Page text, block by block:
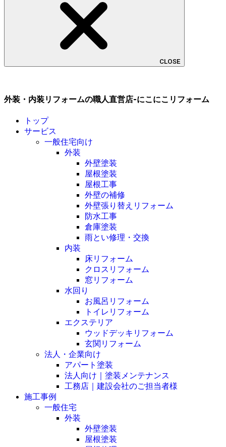
CLOSE
外装・内装リフォームの職人直営店-にこにこリフォーム
トップ
サービス
一般住宅向け
外装
外壁塗装
屋根塗装
屋根工事
外壁の補修
外壁張り替えリフォーム
防水工事
倉庫塗装
雨とい修理・交換
内装
床リフォーム
クロスリフォーム
窓リフォーム
水回り
お風呂リフォーム
トイレリフォーム
エクステリア
ウッドデッキリフォーム
玄関リフォーム
法人・企業向け
アパート塗装
法人向け｜塗装メンテナンス
工務店｜建設会社のご担当者様
施工事例
一般住宅
外装
外壁塗装
屋根塗装